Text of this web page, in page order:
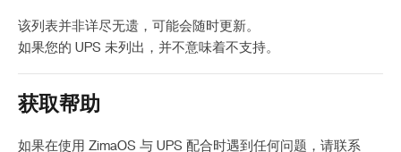
该列表并非详尽无遗，可能会随时更新。
如果您的 UPS 未列出，并不意味着不支持。
获取帮助
如果在使用 ZimaOS 与 UPS 配合时遇到任何问题，请联系